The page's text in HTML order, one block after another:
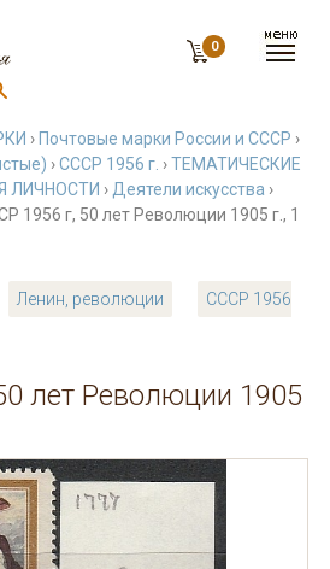
0
› Почтовые марки России и СССР ›
›СССР 1956 г. ›ТЕМАТИЧЕСКИЕ
ЛИЧНОСТИ › Деятели искусства ›
1956 г, 50 лет Революции 1905 г., 1
Ленин, революции
СССР 1956
лет Революции 1905